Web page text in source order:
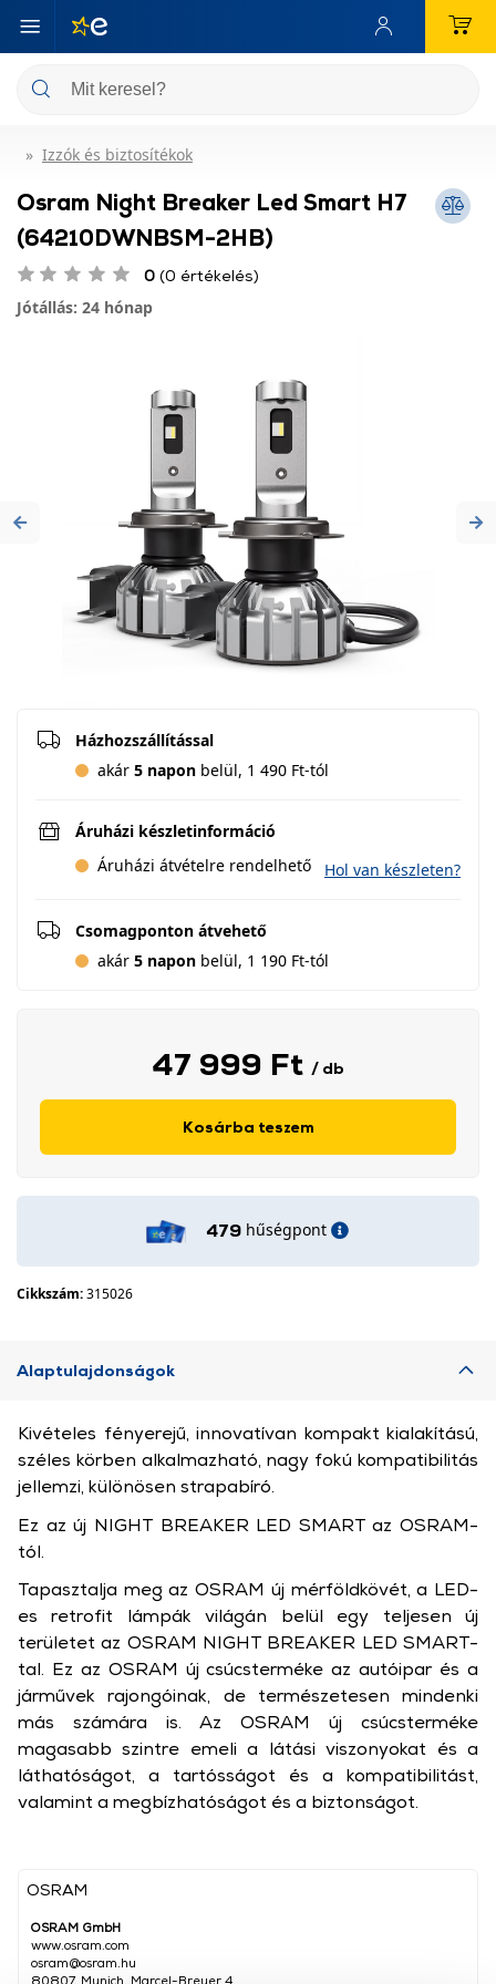
Izzók és biztosítékok
Osram Night Breaker Led Smart H7
(64210DWNBSM-2HB)
0 (0 értékelés)
Jótállás: 24 hónap
Previous
Házhozszállítással
akár 5 napon belül, 1 490 Ft-tól
Áruházi készletinformáció
Áruházi átvételre rendelhető
Hol van készleten?
Csomagponton átvehető
akár 5 napon belül, 1 190 Ft-tól
47 999 Ft / db
Kosárba teszem
479 hűségpont
Cikkszám:315026
Alaptulajdonságok
OSRAM
OSRAM GmbH
www.osram.com
osram@osram.hu
80807, Munich, Marcel-Breuer 4
Kivételes fényerejű, innovatívan kompakt kialakítású,
széles körben alkalmazható, nagy fokú kompatibilitás
jellemzi, különösen strapabíró.
Ez az új NIGHT BREAKER LED SMART az OSRAM-
tól.
Tapasztalja meg az OSRAM új mérföldkövét, a LED-
es retrofit lámpák világán belül egy teljesen új
területet az OSRAM NIGHT BREAKER LED SMART-
tal. Ez az OSRAM új csúcsterméke az autóipar és a
járművek rajongóinak, de természetesen mindenki
más számára is. Az OSRAM új csúcsterméke
magasabb szintre emeli a látási viszonyokat és a
láthatóságot, a tartósságot és a kompatibilitást,
valamint a megbízhatóságot és a biztonságot.